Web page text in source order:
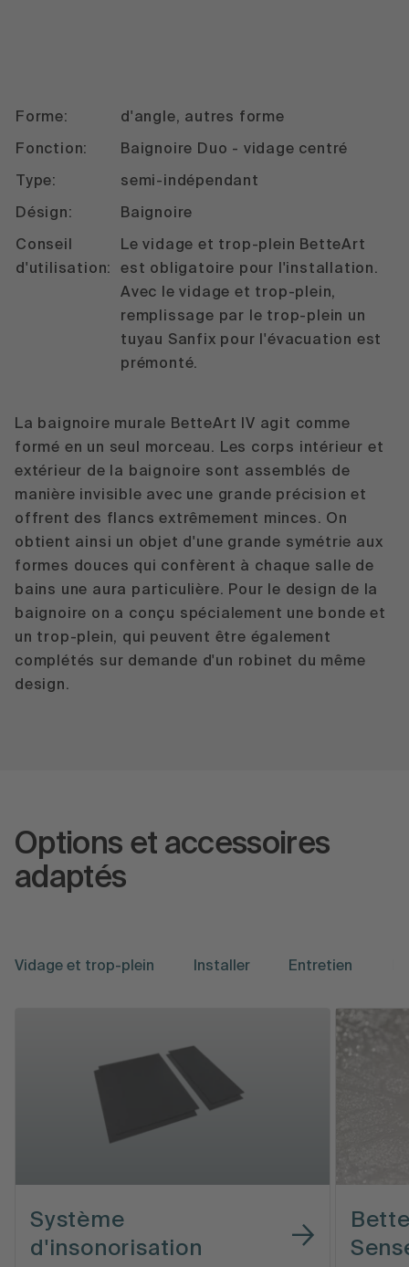
Forme: d'angle, autres forme
Fonction: Baignoire Duo - vidage centré
Type: semi-indépendant
Désign: Baignoire
Conseil
d'utilisation:
Le vidage et trop-plein BetteArt
est obligatoire pour l'installation.
Avec le vidage et trop-plein,
remplissage par le trop-plein un
tuyau Sanfix pour l'évacuation est
prémonté.
La baignoire murale BetteArt IV agit comme
formé en un seul morceau. Les corps intérieur et
extérieur de la baignoire sont assemblés de
manière invisible avec une grande précision et
offrent des flancs extrêmement minces. On
obtient ainsi un objet d'une grande symétrie aux
formes douces qui confèrent à chaque salle de
bains une aura particulière. Pour le design de la
baignoire on a conçu spécialement une bonde et
un trop-plein, qui peuvent être également
complétés sur demande d'un robinet du même
design.
Options et accessoires
adaptés
Vidage et trop-plein Installer Entretien
Système
d'insonorisation